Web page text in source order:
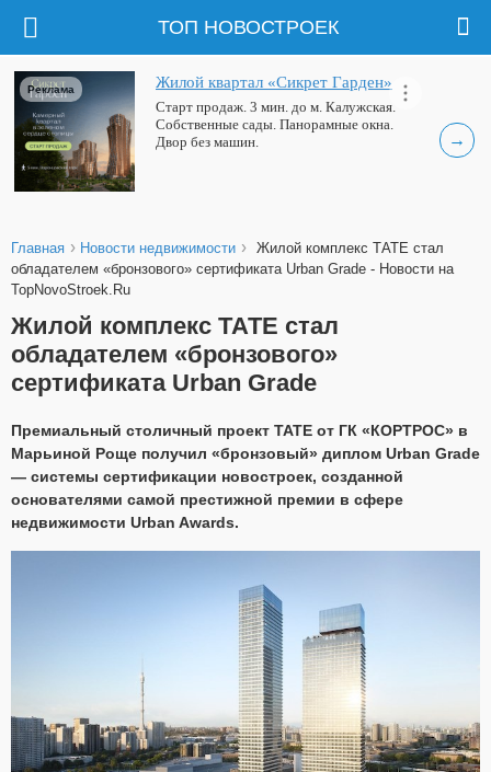
ТОП НОВОСТРОЕК
→
Жилой квартал «Сикрет Гарден»
Старт продаж. 3 мин. до м. Калужская.
Собственные сады. Панорамные окна.
Двор без машин.
Реклама
Главная › Новости недвижимости › Жилой комплекс ТАТЕ стал
обладателем «бронзового» сертификата Urban Grade - Новости на
TopNovoStroek.Ru
Жилой комплекс ТАТЕ стал
обладателем «бронзового»
сертификата Urban Grade
Премиальный столичный проект ТАТЕ от ГК «КОРТРОС» в
Марьиной Роще получил «бронзовый» диплом Urban Grade
— системы сертификации новостроек, созданной
основателями самой престижной премии в сфере
недвижимости Urban Awards.